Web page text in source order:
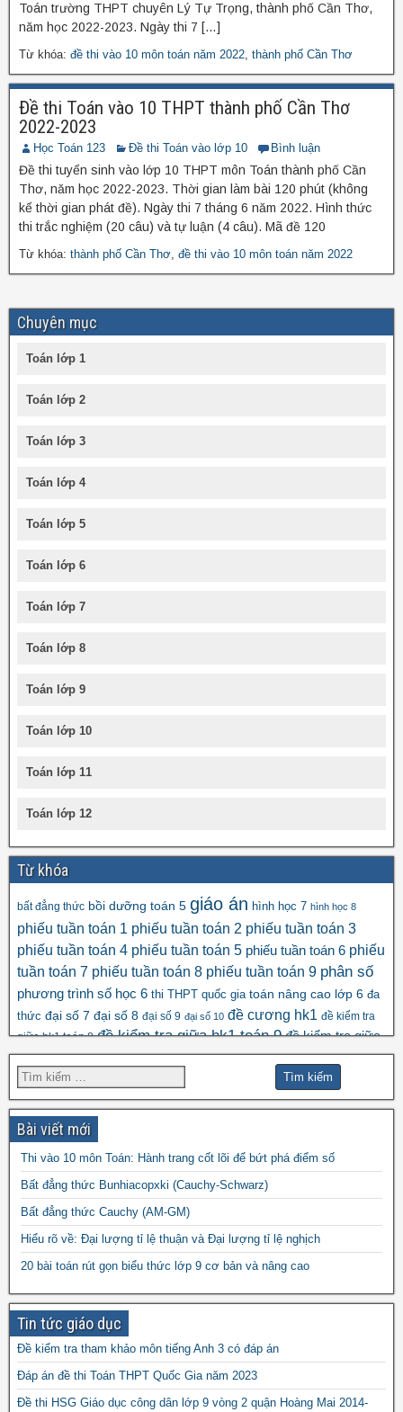
Toán trường THPT chuyên Lý Tự Trọng, thành phố Cần Thơ,
năm học 2022-2023. Ngày thi 7 […]
Từ khóa: đề thi vào 10 môn toán năm 2022, thành phố Cần Thơ
Đề thi Toán vào 10 THPT thành phố Cần Thơ
2022-2023
Học Toán 123 Đề thi Toán vào lớp 10 Bình luận
Đề thi tuyển sinh vào lớp 10 THPT môn Toán thành phố Cần
Thơ, năm học 2022-2023. Thời gian làm bài 120 phút (không
kể thời gian phát đề). Ngày thi 7 tháng 6 năm 2022. Hình thức
thi trắc nghiệm (20 câu) và tự luận (4 câu). Mã đề 120
Từ khóa: thành phố Cần Thơ, đề thi vào 10 môn toán năm 2022
Chuyên mục
Toán lớp 1
Toán lớp 2
Toán lớp 3
Toán lớp 4
Toán lớp 5
Toán lớp 6
Toán lớp 7
Toán lớp 8
Toán lớp 9
Toán lớp 10
Toán lớp 11
Toán lớp 12
Từ khóa
bất đẳng thức bồi dưỡng toán 5 giáo án hình học 7 hình học 8
phiếu tuần toán 1 phiếu tuần toán 2 phiếu tuần toán 3
phiếu tuần toán 4 phiếu tuần toán 5 phiếu tuần toán 6 phiếu
tuần toán 7 phiếu tuần toán 8 phiếu tuần toán 9 phân số
phương trình số học 6 thi THPT quốc gia toán nâng cao lớp 6 đa
thức đại số 7 đại số 8 đại số 9 đại số 10 đề cương hk1 đề kiểm tra
giữa hk1 toán 8 đề kiểm tra giữa hk1 toán 9 đề kiểm tra giữa
hk2 toán 9 đề kscl đề thi hk1 toán 6
đề thi hk1 toán 8 đề thi hk1 toán 9 đề thi hk2 toán
9 đề thi hsg toán 6
đề thi
hsg toán 8đề thi hsg toán 9 đề thi olympic
toán đề thi thử vào 10 đề thi toán chuyên
vào 10 môn toán năm 2022đề thi vào
10 môn toán năm 2023 đề thi vào 10 môn toán
năm 2024
Bài viết mới
Thi vào 10 môn Toán: Hành trang cốt lõi để bứt phá điểm số
Bất đẳng thức Bunhiacopxki (Cauchy-Schwarz)
Bất đẳng thức Cauchy (AM-GM)
Hiểu rõ về: Đại lượng tỉ lệ thuận và Đại lượng tỉ lệ nghịch
20 bài toán rút gọn biểu thức lớp 9 cơ bản và nâng cao
Tin tức giáo dục
Đề kiểm tra tham khảo môn tiếng Anh 3 có đáp án
Đáp án đề thi Toán THPT Quốc Gia năm 2023
Đề thi HSG Giáo dục công dân lớp 9 vòng 2 quận Hoàng Mai 2014-